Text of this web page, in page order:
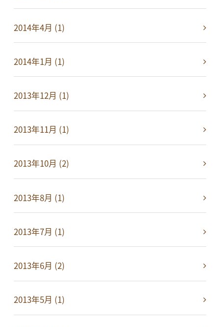
2014年4月 (1)
2014年1月 (1)
2013年12月 (1)
2013年11月 (1)
2013年10月 (2)
2013年8月 (1)
2013年7月 (1)
2013年6月 (2)
2013年5月 (1)